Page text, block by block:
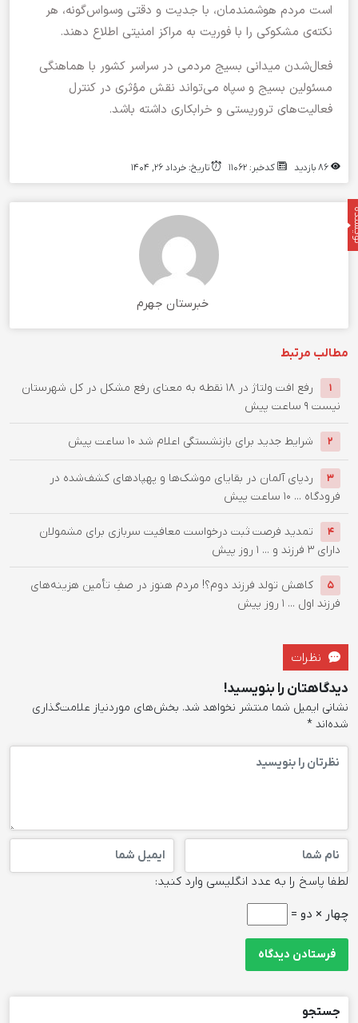
است مردم هوشمندمان، با جدیت و دقتی وسواس‌گونه، هر
نکته‌ی مشکوکی را با فوریت به مراکز امنیتی اطلاع دهند.
فعال‌شدن میدانی بسیج مردمی در سراسر کشور با هماهنگی
مسئولین بسیج و سپاه می‌تواند نقش مؤثری در کنترل
فعالیت‌های تروریستی و خرابکاری داشته باشد.
کدخبر: 11062 تاریخ: خرداد 26, 1404
خبرستان جهرم
مطالب مرتبط
1
رفع افت ولتاژ در ۱۸ نقطه به معنای رفع مشکل در کل شهرستان
نیست 9 ساعت پیش
2 شرایط جدید برای بازنشستگی اعلام شد 10 ساعت پیش
3
ردپای آلمان در بقایای موشک‌ها و پهپادهای کشف‌شده در
فرودگاه ... 10 ساعت پیش
4
تمدید فرصت ثبت درخواست معافیت سربازی برای مشمولان
دارای ۳ فرزند و ...
1 روز پیش
5
کاهش تولد فرزند دوم؟! مردم هنوز در صفِ تأمین هزینه‌های
فرزند اول ... 1 روز پیش
نظرات
دیدگاهتان را بنویسید!
نشانی ایمیل شما منتشر نخواهد شد. بخش‌های موردنیاز علامت‌گذاری
شده‌اند *
لطفا پاسخ را به عدد انگلیسی وارد کنید:
چهار × دو =
جستجو